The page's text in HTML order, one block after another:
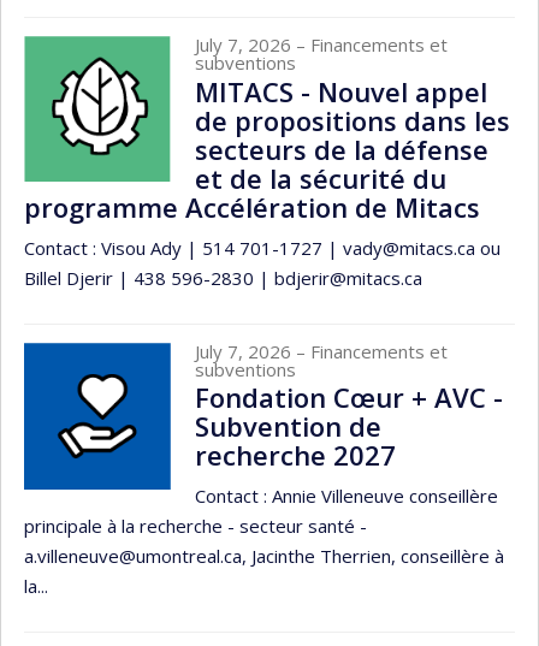
July 7, 2026 – Financements et
subventions
MITACS - Nouvel appel
de propositions dans les
secteurs de la défense
et de la sécurité du
programme Accélération de Mitacs
Contact : Visou Ady | 514 701-1727 | vady@mitacs.ca ou
Billel Djerir | 438 596-2830 | bdjerir@mitacs.ca
July 7, 2026 – Financements et
subventions
Fondation Cœur + AVC -
Subvention de
recherche 2027
Contact : Annie Villeneuve conseillère
principale à la recherche - secteur santé -
a.villeneuve@umontreal.ca, Jacinthe Therrien, conseillère à
la...